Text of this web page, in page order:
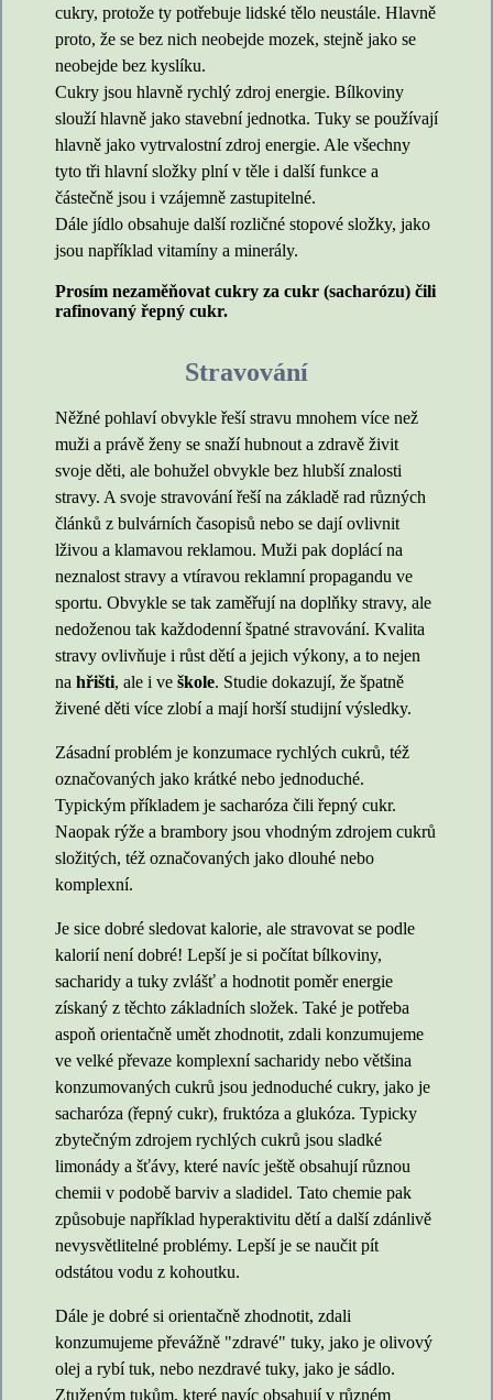
cukry, protože ty potřebuje lidské tělo neustále. Hlavně
proto, že se bez nich neobejde mozek, stejně jako se
neobejde bez kyslíku.
Cukry jsou hlavně rychlý zdroj energie. Bílkoviny
slouží hlavně jako stavební jednotka. Tuky se používají
hlavně jako vytrvalostní zdroj energie. Ale všechny
tyto tři hlavní složky plní v těle i další funkce a
částečně jsou i vzájemně zastupitelné.
Dále jídlo obsahuje další rozličné stopové složky, jako
jsou například vitamíny a minerály.
Prosím nezaměňovat cukry za cukr (sacharózu) čili
rafinovaný řepný cukr.
Stravování
Něžné pohlaví obvykle řeší stravu mnohem více než
muži a právě ženy se snaží hubnout a zdravě živit
svoje děti, ale bohužel obvykle bez hlubší znalosti
stravy. A svoje stravování řeší na základě rad různých
článků z bulvárních časopisů nebo se dají ovlivnit
lživou a klamavou reklamou. Muži pak doplácí na
neznalost stravy a vtíravou reklamní propagandu ve
sportu. Obvykle se tak zaměřují na doplňky stravy, ale
nedoženou tak každodenní špatné stravování. Kvalita
stravy ovlivňuje i růst dětí a jejich výkony, a to nejen
na hřišti, ale i ve škole. Studie dokazují, že špatně
živené děti více zlobí a mají horší studijní výsledky.
Zásadní problém je konzumace rychlých cukrů, též
označovaných jako krátké nebo jednoduché.
Typickým příkladem je sacharóza čili řepný cukr.
Naopak rýže a brambory jsou vhodným zdrojem cukrů
složitých, též označovaných jako dlouhé nebo
komplexní.
Je sice dobré sledovat kalorie, ale stravovat se podle
kalorií není dobré! Lepší je si počítat bílkoviny,
sacharidy a tuky zvlášť a hodnotit poměr energie
získaný z těchto základních složek. Také je potřeba
aspoň orientačně umět zhodnotit, zdali konzumujeme
ve velké převaze komplexní sacharidy nebo většina
konzumovaných cukrů jsou jednoduché cukry, jako je
sacharóza (řepný cukr), fruktóza a glukóza. Typicky
zbytečným zdrojem rychlých cukrů jsou sladké
limonády a šťávy, které navíc ještě obsahují různou
chemii v podobě barviv a sladidel. Tato chemie pak
způsobuje například hyperaktivitu dětí a další zdánlivě
nevysvětlitelné problémy. Lepší je se naučit pít
odstátou vodu z kohoutku.
Dále je dobré si orientačně zhodnotit, zdali
konzumujeme převážně "zdravé" tuky, jako je olivový
olej a rybí tuk, nebo nezdravé tuky, jako je sádlo.
Ztuženým tukům, které navíc obsahují v různém